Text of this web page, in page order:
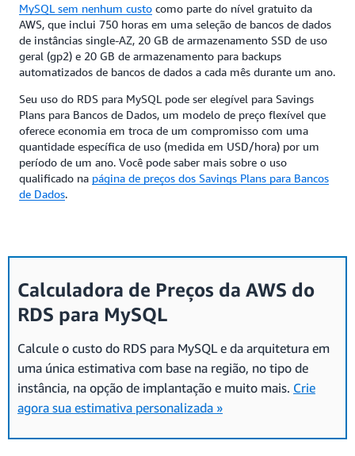
MySQL sem nenhum custo como parte do nível gratuito da
AWS, que inclui 750 horas em uma seleção de bancos de dados
de instâncias single-AZ, 20 GB de armazenamento SSD de uso
geral (gp2) e 20 GB de armazenamento para backups
automatizados de bancos de dados a cada mês durante um ano.
Seu uso do RDS para MySQL pode ser elegível para Savings
Plans para Bancos de Dados, um modelo de preço flexível que
oferece economia em troca de um compromisso com uma
quantidade específica de uso (medida em USD/hora) por um
período de um ano. Você pode saber mais sobre o uso
qualificado na página de preços dos Savings Plans para Bancos
de Dados.
Calculadora de Preços da AWS do
RDS para MySQL
Calcule o custo do RDS para MySQL e da arquitetura em
uma única estimativa com base na região, no tipo de
instância, na opção de implantação e muito mais. Crie
agora sua estimativa personalizada »